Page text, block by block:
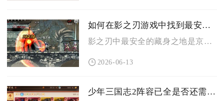
如何在影之刃游戏中找到最安全的藏身之地
影之刃中最安全的藏身之地是京西十字街解锁的专属藏宝地，它是游...
2026-06-13
少年三国志2阵容已全是否还需要进行抽卡